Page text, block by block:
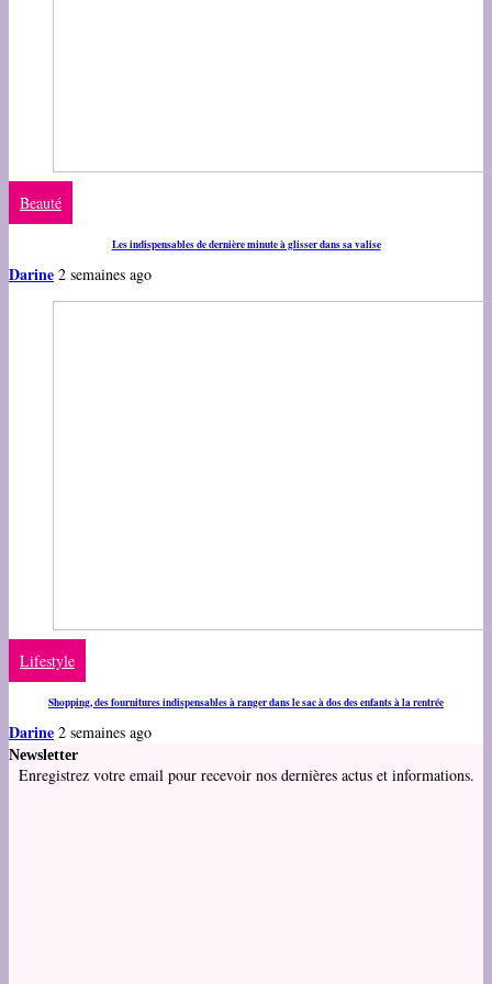
Beauté
Les indispensables de dernière minute à glisser dans sa valise
Darine 2 semaines ago
Lifestyle
Shopping, des fournitures indispensables à ranger dans le sac à dos des enfants à la rentrée
Darine 2 semaines ago
Newsletter
Enregistrez votre email pour recevoir nos dernières actus et informations.